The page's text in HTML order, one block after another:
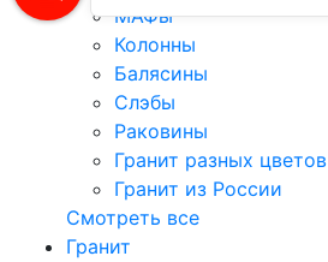
МАФы
Колонны
Балясины
Слэбы
Раковины
Гранит разных цветов
Гранит из России
Смотреть все
Гранит